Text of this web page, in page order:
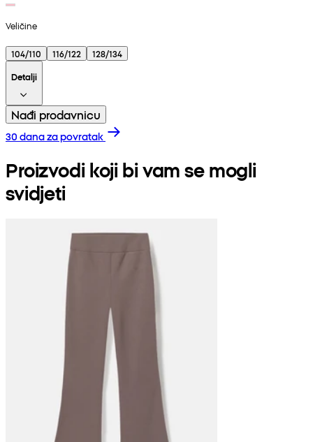
Veličine
104/110 116/122
128/134
Detalji
Nađi prodavnicu
30 dana za povratak
Proizvodi koji bi vam se mogli
svidjeti